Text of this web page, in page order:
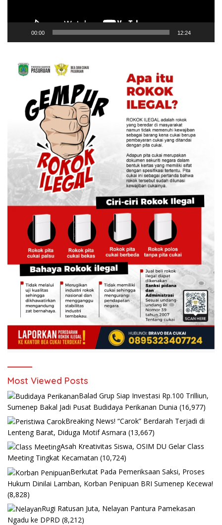
00:00 12:24
Most Viewed Posts
Balad Grup Siap Investasi Rp.100 Trilliun,
Sumenep Bakal Jadi Pusat Budidaya Perikanan Dunia (16,977)
Breaking News! “Carok” Berdarah Terjadi di
Lenteng Barat, Diduga Motif Asmara (13,667)
Asah Kreativitas Siswa, OSIM DU Gelar Class
Meeting Tingkat Kecamatan (10,724)
Berkutat Pada Pemeriksaan Saksi, Proses
Hukum Dinilai Lamban, Korban Penipuan BRI Sumenep Kecewa!
(8,828)
Rugi Ratusan Juta, Nelayan Pantura Pamekasan
Ngadu ke DPRD (8,212)